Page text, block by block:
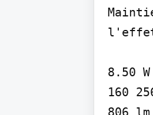
l'effet
8.50
160
806